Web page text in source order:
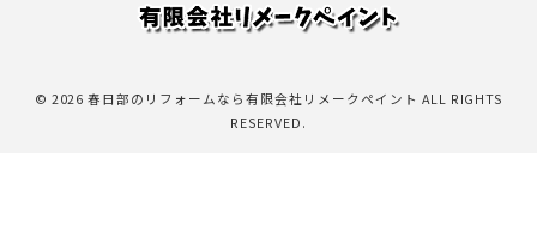
© 2026 春日部のリフォームなら有限会社リメークペイント ALL RIGHTS
RESERVED.